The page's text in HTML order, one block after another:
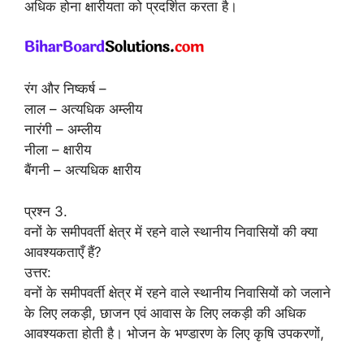
अधिक होना क्षारीयता को प्रदर्शित करता है।
रंग और निष्कर्ष –
लाल – अत्यधिक अम्लीय
नारंगी – अम्लीय
नीला – क्षारीय
बैंगनी – अत्यधिक क्षारीय
प्रश्न 3.
वनों के समीपवर्ती क्षेत्र में रहने वाले स्थानीय निवासियों की क्या
आवश्यकताएँ हैं?
उत्तर:
वनों के समीपवर्ती क्षेत्र में रहने वाले स्थानीय निवासियों को जलाने
के लिए लकड़ी, छाजन एवं आवास के लिए लकड़ी की अधिक
आवश्यकता होती है। भोजन के भण्डारण के लिए कृषि उपकरणों,